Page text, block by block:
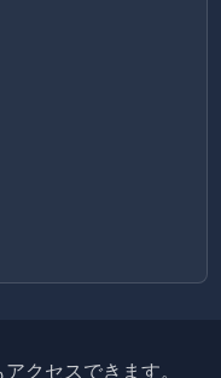
アクセスできます。